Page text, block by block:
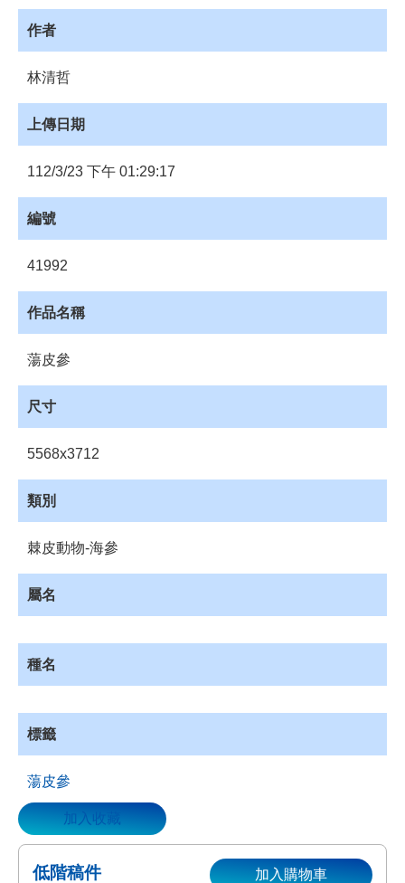
員
專
區
館
員
網
站
購
物
車
載
理
資
理
藏
作者
林清哲
上傳日期
112/3/23 下午 01:29:17
編號
41992
作品名稱
蕩皮參
尺寸
5568x3712
類別
棘皮動物-海參
屬名
種名
標籤
蕩皮參
加入收藏
低階稿件 加入購物車